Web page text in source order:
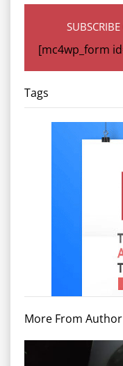
[mc4wp_form
Tags
More From Author